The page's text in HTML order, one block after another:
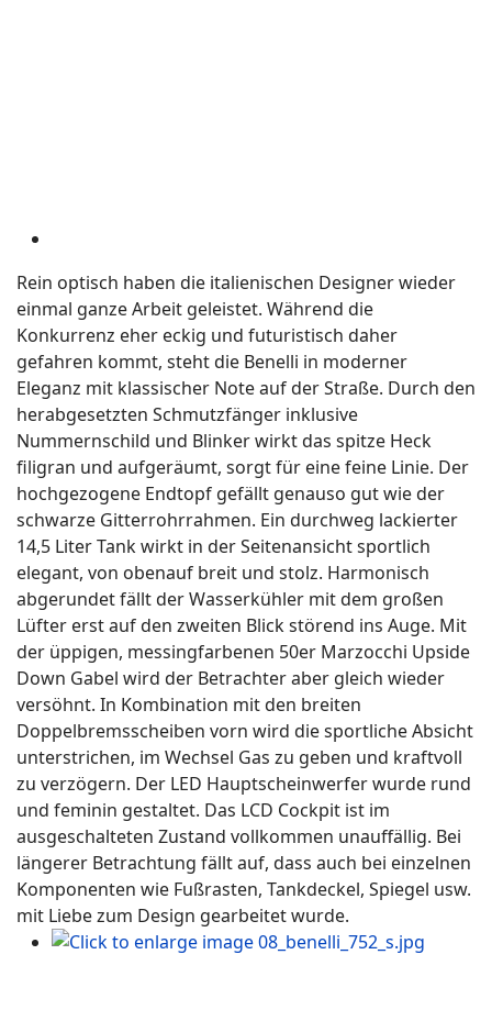
Rein optisch haben die italienischen Designer wieder
einmal ganze Arbeit geleistet. Während die
Konkurrenz eher eckig und futuristisch daher
gefahren kommt, steht die Benelli in moderner
Eleganz mit klassischer Note auf der Straße. Durch den
herabgesetzten Schmutzfänger inklusive
Nummernschild und Blinker wirkt das spitze Heck
filigran und aufgeräumt, sorgt für eine feine Linie. Der
hochgezogene Endtopf gefällt genauso gut wie der
schwarze Gitterrohrrahmen. Ein durchweg lackierter
14,5 Liter Tank wirkt in der Seitenansicht sportlich
elegant, von obenauf breit und stolz. Harmonisch
abgerundet fällt der Wasserkühler mit dem großen
Lüfter erst auf den zweiten Blick störend ins Auge. Mit
der üppigen, messingfarbenen 50er Marzocchi Upside
Down Gabel wird der Betrachter aber gleich wieder
versöhnt. In Kombination mit den breiten
Doppelbremsscheiben vorn wird die sportliche Absicht
unterstrichen, im Wechsel Gas zu geben und kraftvoll
zu verzögern. Der LED Hauptscheinwerfer wurde rund
und feminin gestaltet. Das LCD Cockpit ist im
ausgeschalteten Zustand vollkommen unauffällig. Bei
längerer Betrachtung fällt auf, dass auch bei einzelnen
Komponenten wie Fußrasten, Tankdeckel, Spiegel usw.
mit Liebe zum Design gearbeitet wurde.